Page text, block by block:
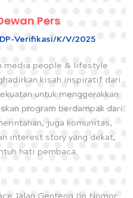
Pers
Verifikasi/K/V/2025
media people & lifestyle
kisah inspiratif dari
untuk menggerakkan
program berdampak dari
juga komunitas,
interest story yang dekat,
hati pembaca.